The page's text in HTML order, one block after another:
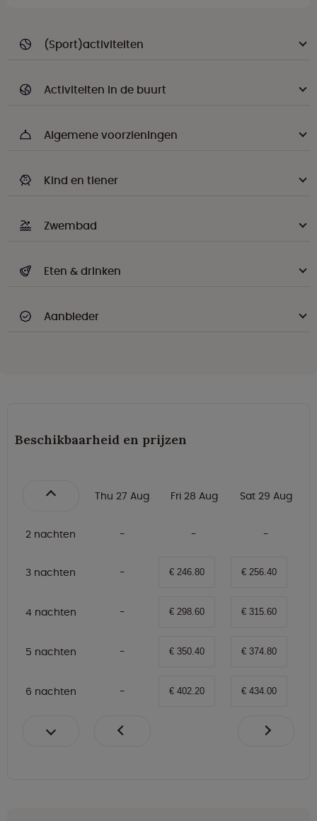
(Sport)activiteiten
Activiteiten in de buurt
Algemene voorzieningen
Kind en tiener
Zwembad
Eten & drinken
Aanbieder
Beschikbaarheid en prijzen
Thu 27 Aug Fri 28 Aug Sat 29 Aug
2 nachten
3 nachten € 246.80 € 256.40
4 nachten € 298.60 € 315.60
5 nachten € 350.40 € 374.80
6 nachten € 402.20 € 434.00